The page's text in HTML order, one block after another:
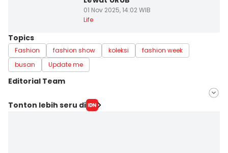
01 Nov 2025, 14:02 WIB
Life
Topics
Fashion fashion show koleksi
fashion week
busan
Update me
Editorial Team
Editor
Tonton lebih seru di